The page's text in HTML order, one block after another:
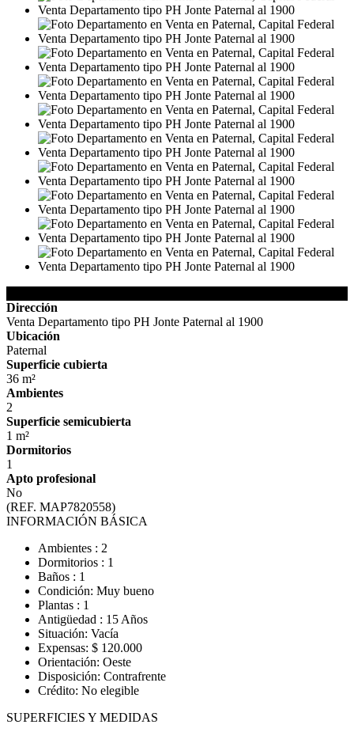
Dirección
Venta Departamento tipo PH Jonte Paternal al 1900
Ubicación
Paternal
Superficie cubierta
36 m²
Ambientes
2
Superficie semicubierta
1 m²
Dormitorios
1
Apto profesional
No
(REF. MAP7820558)
INFORMACIÓN BÁSICA
Ambientes : 2
Dormitorios : 1
Baños : 1
Condición: Muy bueno
Plantas : 1
Antigüedad : 15 Años
Situación: Vacía
Expensas: $ 120.000
Orientación: Oeste
Disposición: Contrafrente
Crédito: No elegible
SUPERFICIES Y MEDIDAS